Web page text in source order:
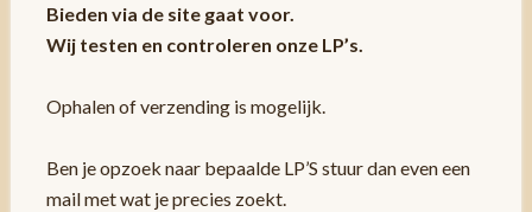
Bieden via de site gaat voor.
Wij testen en controleren onze LP’s.
Ophalen of verzending is mogelijk.
Ben je opzoek naar bepaalde LP’S stuur dan even een
mail met wat je precies zoekt.